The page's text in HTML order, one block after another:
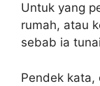
Untuk yang
rumah, atau
sebab ia
Pendek